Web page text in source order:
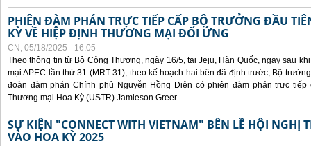
PHIÊN ĐÀM PHÁN TRỰC TIẾP CẤP BỘ TRƯỞNG ĐẦU
KỲ VỀ HIỆP ĐỊNH THƯƠNG MẠI ĐỐI ỨNG
CN, 05/18/2025 - 16:05
Theo thông tin từ Bộ Công Thương, ngày 16/5, tại Jeju, Hàn Quốc, ngay sau
mại APEC lần thứ 31 (MRT 31), theo kế hoạch hai bên đã định trước, Bộ
đoàn đàm phán Chính phủ Nguyễn Hồng Diên có phiên đàm phán trực
Thương mại Hoa Kỳ (USTR) Jamieson Greer.
SỰ KIỆN "CONNECT WITH VIETNAM" BÊN LỀ HỘI
VÀO HOA KỲ 2025